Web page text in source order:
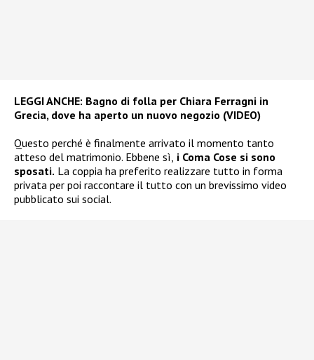
LEGGI ANCHE: Bagno di folla per Chiara Ferragni in
Grecia, dove ha aperto un nuovo negozio (VIDEO)
Questo perché è finalmente arrivato il momento tanto
atteso del matrimonio. Ebbene sì, i Coma Cose si sono
sposati. La coppia ha preferito realizzare tutto in forma
privata per poi raccontare il tutto con un brevissimo video
pubblicato sui social.